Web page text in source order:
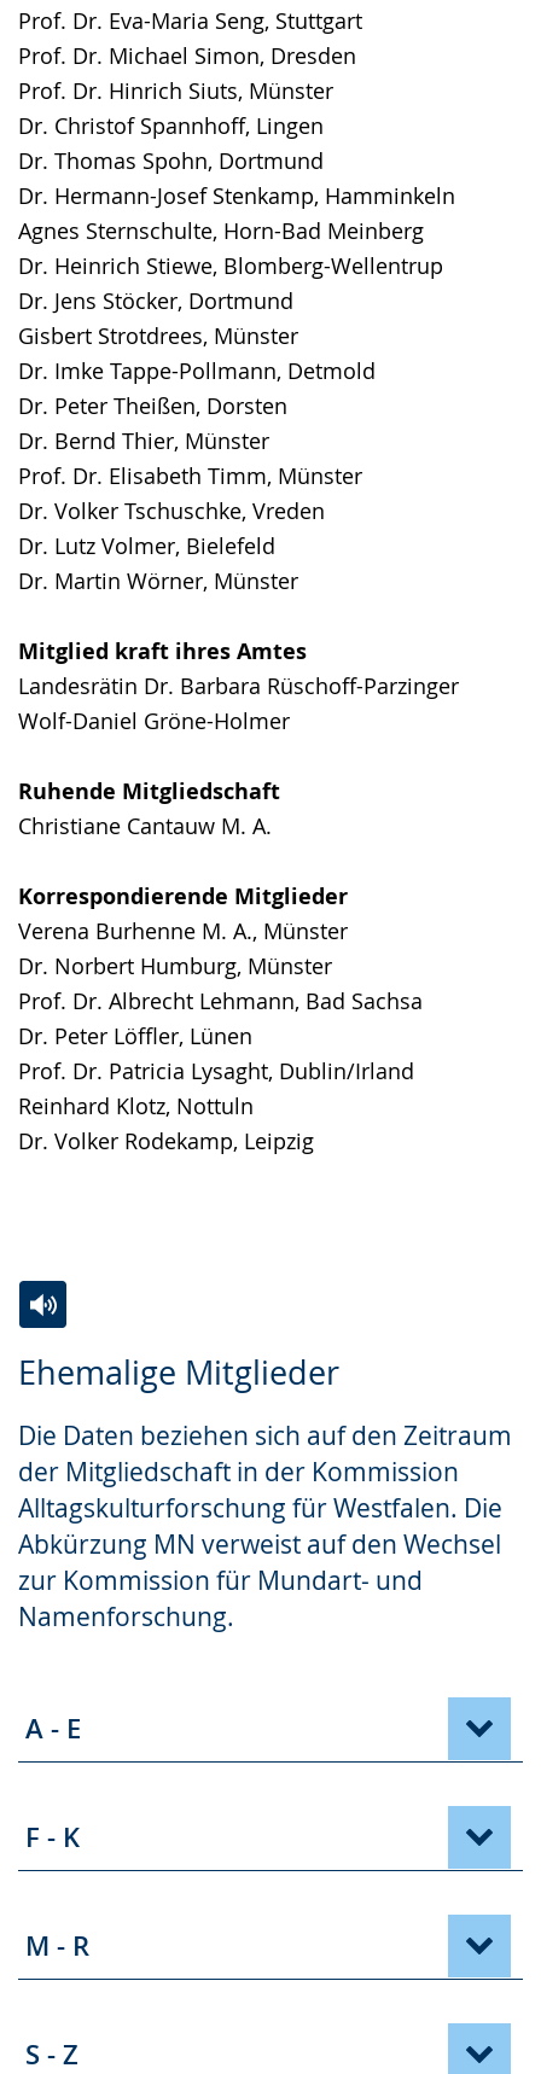
Prof. Dr. Eva-Maria Seng, Stuttgart
Prof. Dr. Michael Simon, Dresden
Prof. Dr. Hinrich Siuts, Münster
Dr. Christof Spannhoff, Lingen
Dr. Thomas Spohn, Dortmund
Dr. Hermann-Josef Stenkamp, Hamminkeln
Agnes Sternschulte, Horn-Bad Meinberg
Dr. Heinrich Stiewe, Blomberg-Wellentrup
Dr. Jens Stöcker, Dortmund
Gisbert Strotdrees, Münster
Dr. Imke Tappe-Pollmann, Detmold
Dr. Peter Theißen, Dorsten
Dr. Bernd Thier, Münster
Prof. Dr. Elisabeth Timm, Münster
Dr. Volker Tschuschke, Vreden
Dr. Lutz Volmer, Bielefeld
Dr. Martin Wörner, Münster
Mitglied kraft ihres Amtes
Landesrätin Dr. Barbara Rüschoff-Parzinger
Wolf-Daniel Gröne-Holmer
Ruhende Mitgliedschaft
Christiane Cantauw M. A.
Korrespondierende Mitglieder
Verena Burhenne M. A., Münster
Dr. Norbert Humburg, Münster
Prof. Dr. Albrecht Lehmann, Bad Sachsa
Dr. Peter Löffler, Lünen
Prof. Dr. Patricia Lysaght, Dublin/Irland
Reinhard Klotz, Nottuln
Dr. Volker Rodekamp, Leipzig
Ehemalige Mitglieder
Die Daten beziehen sich auf den Zeitraum
der Mitgliedschaft in der Kommission
Alltagskulturforschung für Westfalen. Die
Abkürzung MN verweist auf den Wechsel
zur Kommission für Mundart- und
Namenforschung.
Leichten
wechseln.
Audio-
Video
Deutscher
Gebärdensprache
wird
angezeigt.
A - E
F - K
M - R
S - Z